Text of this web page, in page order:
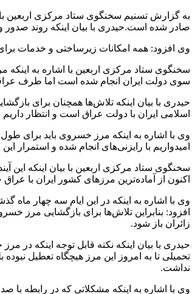
صادر شده است.حیدری با بیان اینکه روند صدور ویزا همچنان ادامه دارد بیان کرد: صدور
وی افزود: همه امکانات زیرساختی و خدمات
سخنگوی ستاد مرکزی اربعین با اشاره به اینکه
سوی دولت ایران انجام شده است اما طرف
حیدری با بیان اینکه تلاش‌ها همچنان برای
اسلامی ایران با دولت عراق است و انتظار
وی با اشاره به اینکه مرز خسروی باید برای
امیدواریم با رایزنی‌های انجام شده و استمرار
سخنگوی ستاد مرکزی اربعین با بیان اینکه
اکنون از آماده‌ترین مرزهای کشور ایران با
وی با اشاره به اینکه در این ایام سه چهار
افزود: بنابراین تلاش‌ها برای بازگشایی مرز
زائران باز شود.
حیدری با بیان اینکه نکته قابل توجه اینکه در
تحمیلی تا به امروز این مرز هیچگاه تعطیل
نداشت.